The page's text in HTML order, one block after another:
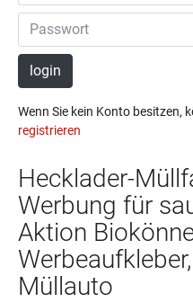
login
Wenn Sie kein Konto besitzen,
registrieren
Hecklader-
Werbung für
Aktion
Müllauto